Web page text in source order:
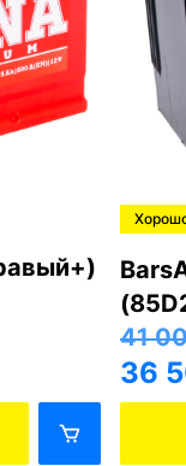
41
36